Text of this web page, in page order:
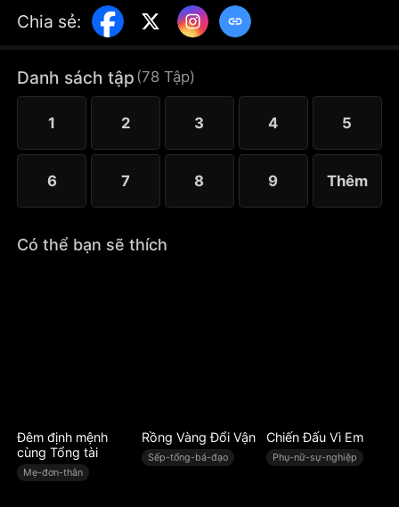
nhớ mặt người kia. Ánh Sương đang làm quen với
đời sống công sở thì bất ngờ phải lòng ông chủ - tỷ
huống nghẹt thở, Ánh Sương sửng sốt khi phát
hiện ra người đàn ông Luân Duy hấp dẫn kia, trên
thực tế lại là người chồng tên Duyệt trên danh
nghĩa…
Chia sẻ:
Danh sách tập (78 Tập)
1 2 3 4 5
6 7 8 9 Thêm
Có thể bạn sẽ thích
Đêm định mệnh
cùng Tổng tài
Mẹ-đơn-thân
Rồng Vàng Đổi Vận
Sếp-tổng-bá-đạo
Chiến Đấu Vì Em
Phụ-nữ-sự-nghiệp